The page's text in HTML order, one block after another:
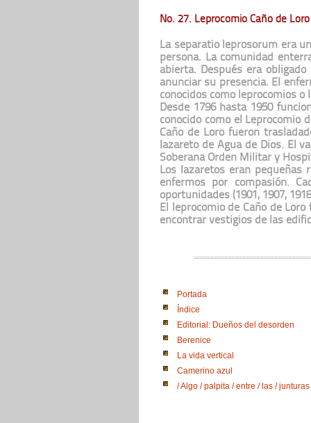
No. 27. Leprocomio Caño de Loro
La separatio leprosorum era
persona. La comunidad
abierta. Después era
anunciar su presencia. El
conocidos como leprocomios o
Desde 1796 hasta 1950
conocido como el Leprocomio
Caño de Loro fueron
lazareto de Agua de Dios. El
Soberana Orden Militar y
Los lazaretos eran pequeñas
enfermos por compasión.
oportunidades (1901, 1907,
El leprocomio de Caño de
encontrar vestigios de las
Portada
Índice
Editorial: Dueños del desorden
Berenice
La vida vertical
Camerino azul
/ Algo / palpita / entre / las / junturas